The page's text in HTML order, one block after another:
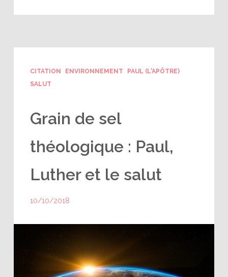
CITATION ENVIRONNEMENT
PAUL (L'APÔTRE)
SALUT
Grain de sel
théologique : Paul,
Luther et le salut
10/10/2018